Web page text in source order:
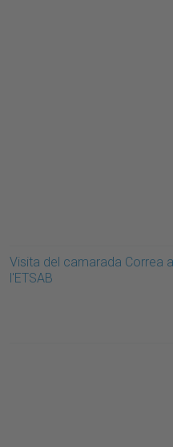
Visita del camarada Correa
l'ETSAB